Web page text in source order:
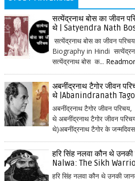
सत्येंद्रनाथ बोस का जीवन
थे | Satyendra Nath
सत्येंद्रनाथ बोस का जीवन
Biography in Hindi
सत्येंद्रनाथ बोस क...
अबनींद्रनाथ टैगोर जीवन
थे |Abanindranath
अबनींद्रनाथ टैगोर जीवन
थे अबनींद्रनाथ टैगोर जीवन
थे)अबनींद्रनाथ टैगोर के
हरि सिंह नलवा कौन थे
Nalwa: The Sikh
हरि सिंह नलवा कौन थे उनकी